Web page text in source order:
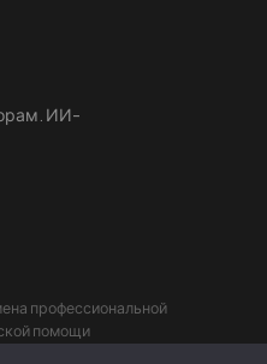
ИИ-
профессиональной
помощи